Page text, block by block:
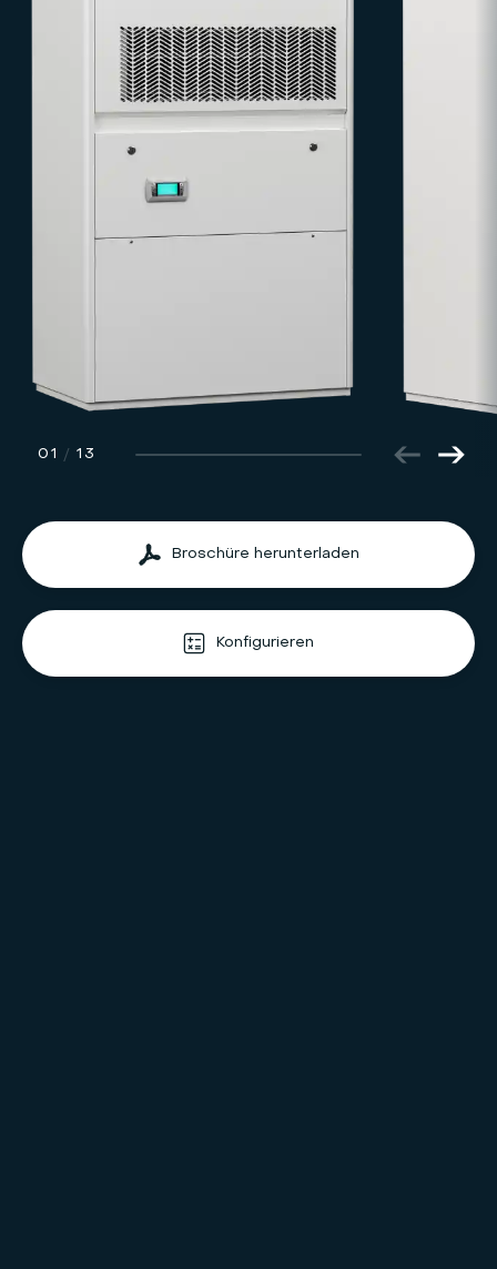
01 / 13
Broschüre herunterladen
Konfigurieren